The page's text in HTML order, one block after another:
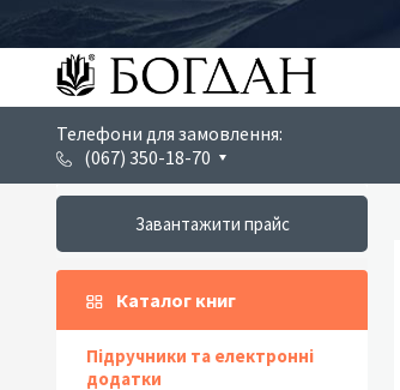
Телефони для замовлення:
(067) 350-18-70
Завантажити прайс
Каталог книг
Підручники та електронні
додатки